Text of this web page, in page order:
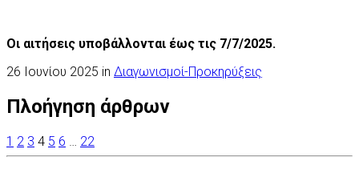
Οι αιτήσεις υποβάλλονται έως τις 7/7/2025.
26 Ιουνίου 2025 in Διαγωνισμοί-Προκηρύξεις
Πλοήγηση άρθρων
1 2 3 4 5 6 … 22